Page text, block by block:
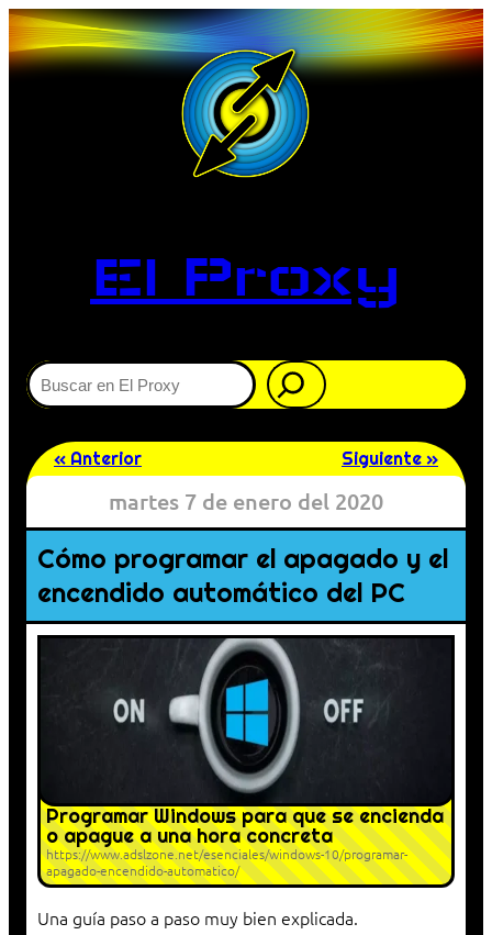
El Proxy
Buscar
« Anterior Siguiente »
martes 7 de enero del 2020
Cómo programar el apagado y el
encendido automático del PC
Programar Windows para que se encienda
o apague a una hora concreta
https://www.adslzone.net/esenciales/windows-10/programar-
apagado-encendido-automatico/
Una guía paso a paso muy bien explicada.